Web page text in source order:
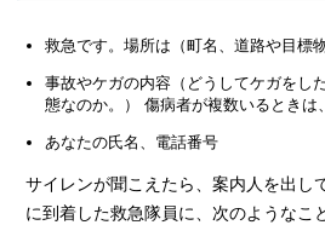
救急です。場所は（町名、道路や目標物
事故やケガの内容（どうしてケガをし
態なのか。） 傷病者が複数いるときは
あなたの氏名、電話番号
サイレンが聞こえたら、案内人を出し
に到着した救急隊員に、次のようなこ